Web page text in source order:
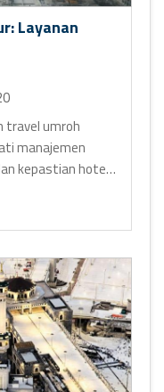
Layanan
travel umroh
manajemen
kepastian hotel